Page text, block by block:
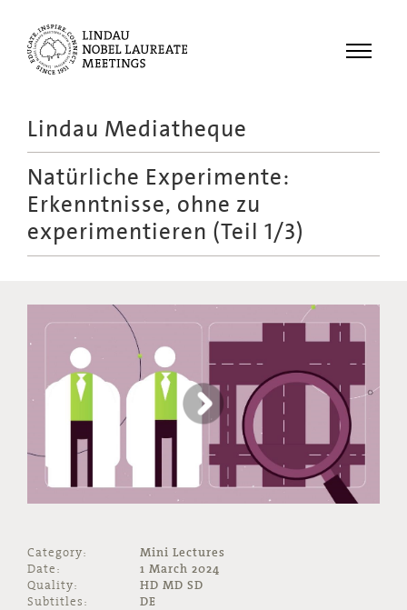
Menu
Meetings
Recordings
Topics
Lindau Mediatheque
Natürliche Experimente:
Erkenntnisse, ohne zu
experimentieren (Teil 1/3)
Category:
Mini Lectures
Date:
1 March 2024
Quality:
HD MD SD
Subtitles:
DE